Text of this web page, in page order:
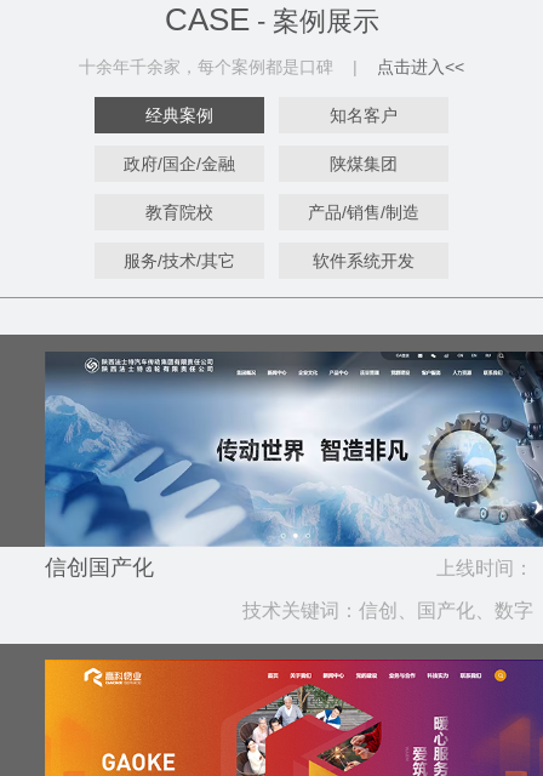
CASE- 案例展示
十余年千余家，每个案例都是口碑 | 点击进入<<
经典案例 知名客户
政府/国企/金融 陕煤集团
教育院校 产品/销售/制造
服务/技术/其它 软件系统开发
信创国产化 上线时间：
2026.04
技术关键词：信创、国产化、数字